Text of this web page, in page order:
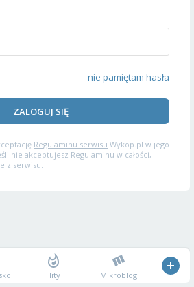
nie pamiętam hasła
ZALOGUJ SIĘ
Regulaminu serwisu Wykop.pl w jego
nie akceptujesz Regulaminu w całości,
z serwisu.
Hity Mikroblog